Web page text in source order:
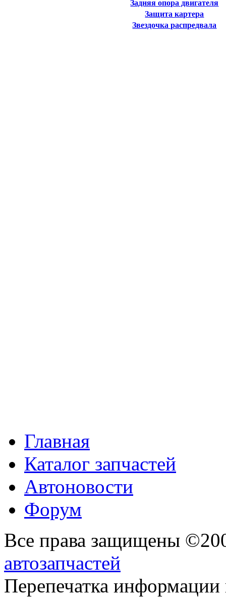
Задняя опора двигателя
Защита картера
Звездочка распредвала
Главная
Каталог запчастей
Автоновости
Форум
Все права защищены
автозапчастей
Перепечатка